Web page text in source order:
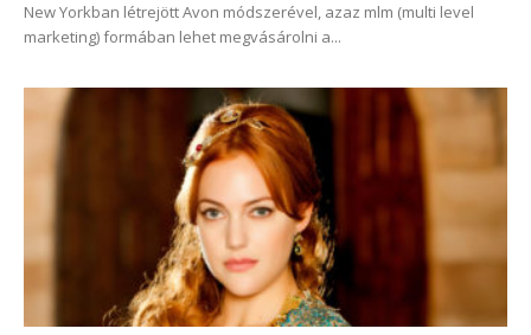
New Yorkban létrejött Avon módszerével, azaz mlm (multi level
marketing) formában lehet megvásárolni a...